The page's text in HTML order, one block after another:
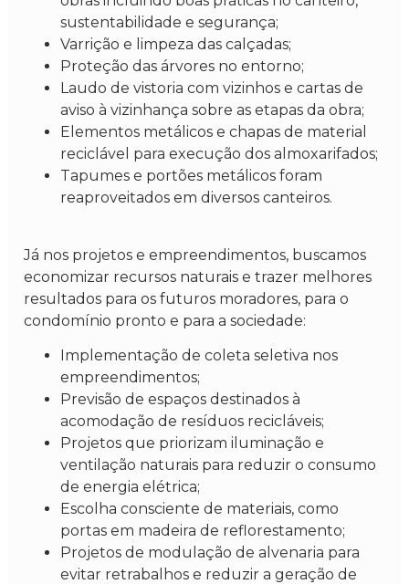
sustentabilidade e segurança;
Varrição e limpeza das calçadas;
Proteção das árvores no entorno;
Laudo de vistoria com vizinhos e cartas de
aviso à vizinhança sobre as etapas da obra;
Elementos metálicos e chapas de material
reciclável para execução dos almoxarifados;
Tapumes e portões metálicos foram
reaproveitados em diversos canteiros.
Já nos projetos e empreendimentos, buscamos
economizar recursos naturais e trazer melhores
resultados para os futuros moradores, para o
condomínio pronto e para a sociedade:
Implementação de coleta seletiva nos
empreendimentos;
Previsão de espaços destinados à
acomodação de resíduos recicláveis;
Projetos que priorizam iluminação e
ventilação naturais para reduzir o consumo
de energia elétrica;
Escolha consciente de materiais, como
portas em madeira de reflorestamento;
Projetos de modulação de alvenaria para
evitar retrabalhos e reduzir a geração de